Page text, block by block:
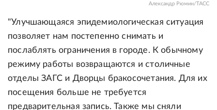
Александр Рюмин/ТАСС
"Улучшающаяся эпидемиологическая ситуация
позволяет нам постепенно снимать и
послаблять ограничения в городе. К обычному
режиму работы возвращаются и столичные
отделы ЗАГС и Дворцы бракосочетания. Для их
посещения больше не требуется
предварительная запись. Также мы сняли